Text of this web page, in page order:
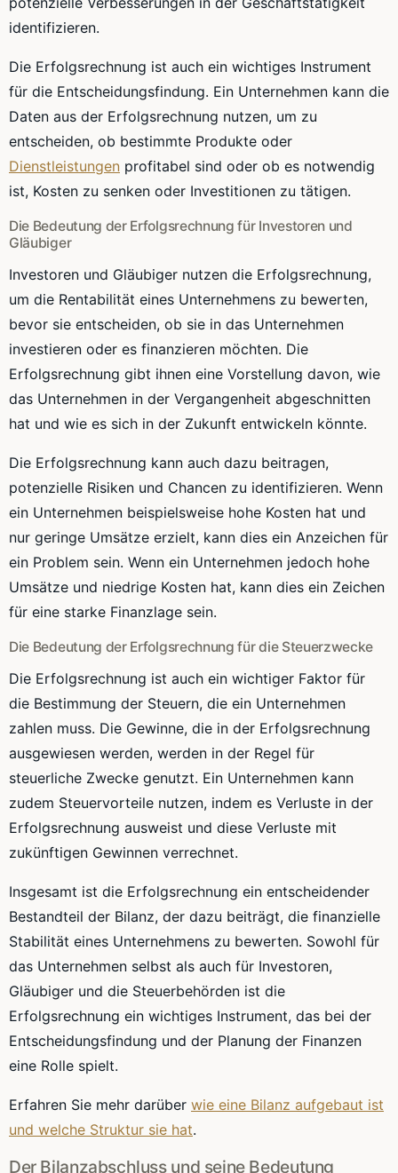
identifizieren.
Die Erfolgsrechnung ist auch ein wichtiges Instrument
für die Entscheidungsfindung. Ein Unternehmen kann die
Daten aus der Erfolgsrechnung nutzen, um zu
entscheiden, ob bestimmte Produkte oder
Dienstleistungen profitabel sind oder ob es notwendig
ist, Kosten zu senken oder Investitionen zu tätigen.
Die Bedeutung der Erfolgsrechnung für Investoren und
Gläubiger
Investoren und Gläubiger nutzen die Erfolgsrechnung,
um die Rentabilität eines Unternehmens zu bewerten,
bevor sie entscheiden, ob sie in das Unternehmen
investieren oder es finanzieren möchten. Die
Erfolgsrechnung gibt ihnen eine Vorstellung davon, wie
das Unternehmen in der Vergangenheit abgeschnitten
hat und wie es sich in der Zukunft entwickeln könnte.
Die Erfolgsrechnung kann auch dazu beitragen,
potenzielle Risiken und Chancen zu identifizieren. Wenn
ein Unternehmen beispielsweise hohe Kosten hat und
nur geringe Umsätze erzielt, kann dies ein Anzeichen für
ein Problem sein. Wenn ein Unternehmen jedoch hohe
Umsätze und niedrige Kosten hat, kann dies ein Zeichen
für eine starke Finanzlage sein.
Die Bedeutung der Erfolgsrechnung für die Steuerzwecke
Die Erfolgsrechnung ist auch ein wichtiger Faktor für
die Bestimmung der Steuern, die ein Unternehmen
zahlen muss. Die Gewinne, die in der Erfolgsrechnung
ausgewiesen werden, werden in der Regel für
steuerliche Zwecke genutzt. Ein Unternehmen kann
zudem Steuervorteile nutzen, indem es Verluste in der
Erfolgsrechnung ausweist und diese Verluste mit
zukünftigen Gewinnen verrechnet.
Insgesamt ist die Erfolgsrechnung ein entscheidender
Bestandteil der Bilanz, der dazu beiträgt, die finanzielle
Stabilität eines Unternehmens zu bewerten. Sowohl für
das Unternehmen selbst als auch für Investoren,
Gläubiger und die Steuerbehörden ist die
Erfolgsrechnung ein wichtiges Instrument, das bei der
Entscheidungsfindung und der Planung der Finanzen
eine Rolle spielt.
Erfahren Sie mehr darüber wie eine Bilanz aufgebaut ist
und welche Struktur sie hat.
Der Bilanzabschluss und seine Bedeutung